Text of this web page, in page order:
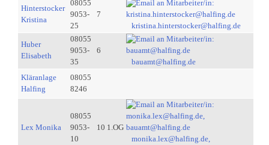
Hinterstocker
Kristina
08055
9053-
25
7
kristina.hinterstocker@halfing.de
Huber
Elisabeth
08055
9053-
35
6
bauamt@halfing.de
Kläranlage
Halfing
08055
8246
Lex Monika
08055
9053-
10
10 1.OG
monika.lex@halfing.de,